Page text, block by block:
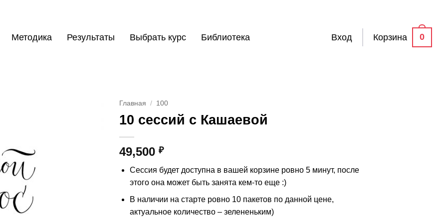
Методика Результаты Выбрать курс Библиотека Вход Корзина 0
Главная / 100
10 сессий с Кашаевой
49,500 ₽
Сессия будет доступна в вашей корзине ровно 5 минут, после
этого она может быть занята кем-то еще :)
В наличии на старте ровно 10 пакетов по данной цене,
актуальное количество – зелененьким)